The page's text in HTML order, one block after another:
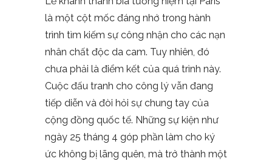
là một cột mốc đáng nhớ trong hành
trình tìm kiếm sự công nhận cho các nạn
nhân chất độc da cam. Tuy nhiên, đó
chưa phải là điểm kết của quá trình này.
Cuộc đấu tranh cho công lý vẫn đang
tiếp diễn và đòi hỏi sự chung tay của
cộng đồng quốc tế. Những sự kiện như
ngày 25 tháng 4 góp phần làm cho ký
ức không bị lãng quên, mà trở thành một